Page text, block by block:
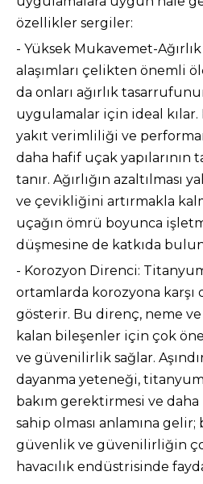
özellikler sergiler:
- Yüksek Mukavemet-
alaşımları çelikten önemli
da onları ağırlık
uygulamalar için ideal kılar.
yakıt verimliliği ve
daha hafif uçak yapılarının
tanır. Ağırlığın azaltılması
ve çevikliğini artırmakla
uçağın ömrü boyunca
düşmesine de katkıda
- Korozyon Direnci:
ortamlarda korozyona
gösterir. Bu direnç, neme
kalan bileşenler için çok
ve güvenilirlik sağlar.
dayanma yeteneği,
bakım gerektirmesi ve
sahip olması anlamına
güvenlik ve güvenilirliğin
havacılık endüstrisinde